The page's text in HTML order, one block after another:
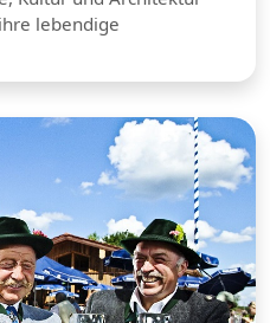
lebendige